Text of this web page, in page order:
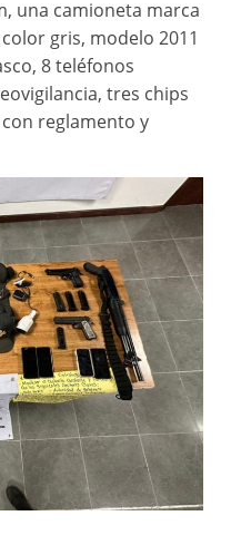
una camioneta marca
gris, modelo 2011
8 teléfonos
tres chips
reglamento y